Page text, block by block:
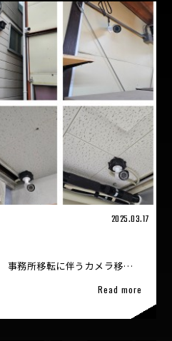
2025.03.17
神戸市兵庫区 食品卸会社 事務所移転に伴うカメラ移設工事
Read more